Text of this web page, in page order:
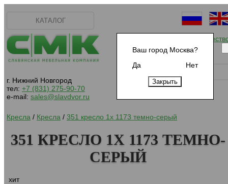
Ваш город Москва?
Да
Нет
КАТАЛОГ
г. Нижний Новгород
тел: +7 (831) 275-90-70
e-mail: sales@slavdvor.ru
Начать
Кресла / Кресла / 351 кресло 1х 1173 темно-серый
351 КРЕСЛО 1Х 1173 ТЕМНО-
СЕРЫЙ
хит